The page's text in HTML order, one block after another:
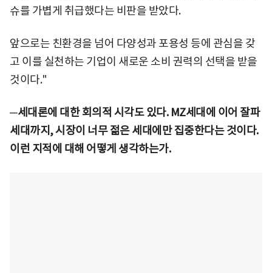
슈를 가볍게 취급했다는 비판을 받았다.
앞으로는 친환경을 넘어 다양성과 포용성 등에 관심을 갖
고 이를 실천하는 기업이 새로운 소비 권력의 선택을 받을
것이다."
─세대론에 대한 회의적 시각도 있다. MZ세대에 이어 잘파
세대까지, 시장이 너무 젊은 세대에만 집중한다는 것이다.
이런 지적에 대해 어떻게 생각하는가.